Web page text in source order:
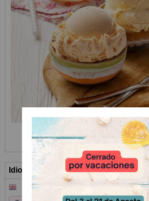
Idioma